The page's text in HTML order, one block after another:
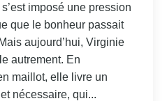
imposé une pression
que le bonheur passait
aujourd’hui, Virginie
autrement. En
maillot, elle livre un
nécessaire, qui...